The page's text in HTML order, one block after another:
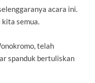
acara ini.
kita semua.
telah
spanduk bertuliskan